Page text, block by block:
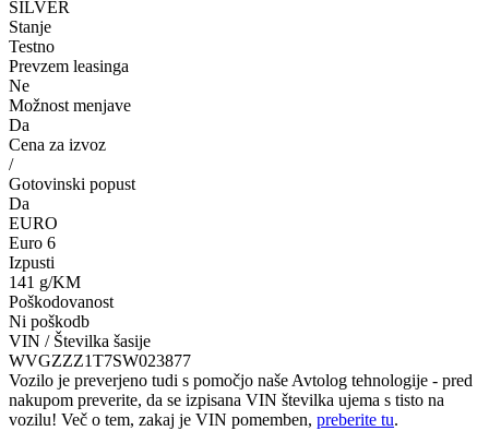
SILVER
Stanje
Testno
Prevzem leasinga
Ne
Možnost menjave
Da
Cena za izvoz
/
Gotovinski popust
Da
EURO
Euro 6
Izpusti
141 g/KM
Poškodovanost
Ni poškodb
VIN / Številka šasije
WVGZZZ1T7SW023877
Vozilo je preverjeno tudi s pomočjo naše Avtolog tehnologije - pred
nakupom preverite, da se izpisana VIN številka ujema s tisto na
vozilu! Več o tem, zakaj je VIN pomemben, preberite tu.